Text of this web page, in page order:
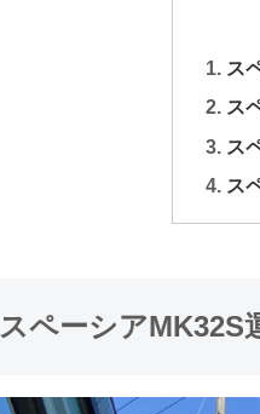
ス
ス
ス
ス
スペーシアMK32S